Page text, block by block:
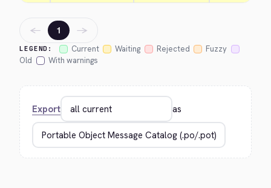
LEGEND: Current Waiting Rejected
Fuzzy
Old
With warnings
← 1 →
Export as